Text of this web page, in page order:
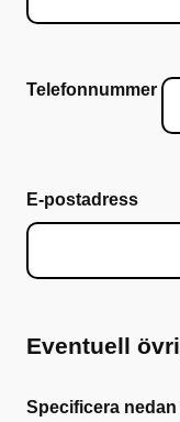
Telefonnummer
E-postadress
Eventuell
Specificera